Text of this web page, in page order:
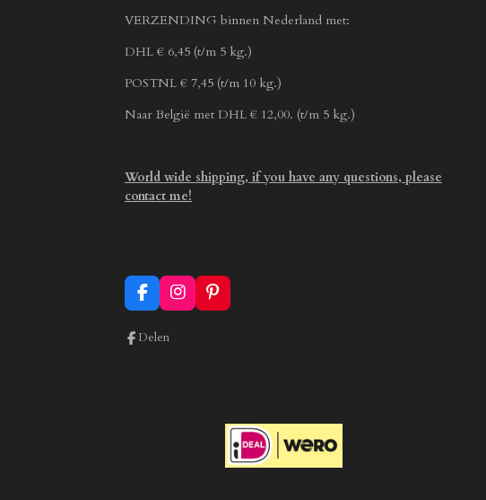
VERZENDING binnen Nederland met:
DHL € 6,45 (t/m 5 kg.)
POSTNL € 7,45 (t/m 10 kg.)
Naar België met DHL € 12,00. (t/m 5 kg.)
World wide shipping, if you have any questions, please
contact me!
F
a
c
I
n
P
i
Delen